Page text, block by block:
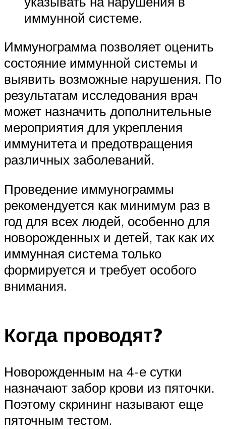
иммунной системе.
Иммунограмма позволяет оценить
состояние иммунной системы и
выявить возможные нарушения. По
результатам исследования врач
может назначить дополнительные
мероприятия для укрепления
иммунитета и предотвращения
различных заболеваний.
Проведение иммунограммы
рекомендуется как минимум раз в
год для всех людей, особенно для
новорожденных и детей, так как их
иммунная система только
формируется и требует особого
внимания.
Когда проводят?
Новорожденным на 4-е сутки
назначают забор крови из пяточки.
Поэтому скрининг называют еще
пяточным тестом.